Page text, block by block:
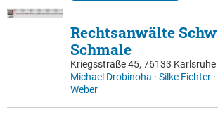
Rechtsanwälte
Schmale
Kriegsstraße 45, 76133 Karlsruhe
Michael Drobinoha · Silke Fichter ·
Weber